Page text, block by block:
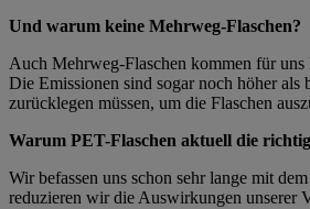
Und warum keine Mehrweg-Flaschen?
Auch Mehrweg-Flaschen kommen für
Die Emissionen sind sogar noch höher
zurücklegen müssen, um die Flaschen
Warum PET-Flaschen aktuell die
Wir befassen uns schon sehr lange mit
reduzieren wir die Auswirkungen unserer